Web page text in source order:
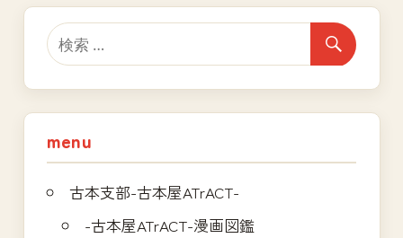
ー
送
り
記
menu
古本支部-古本屋ATrACT-
-古本屋ATrACT-漫画図鑑